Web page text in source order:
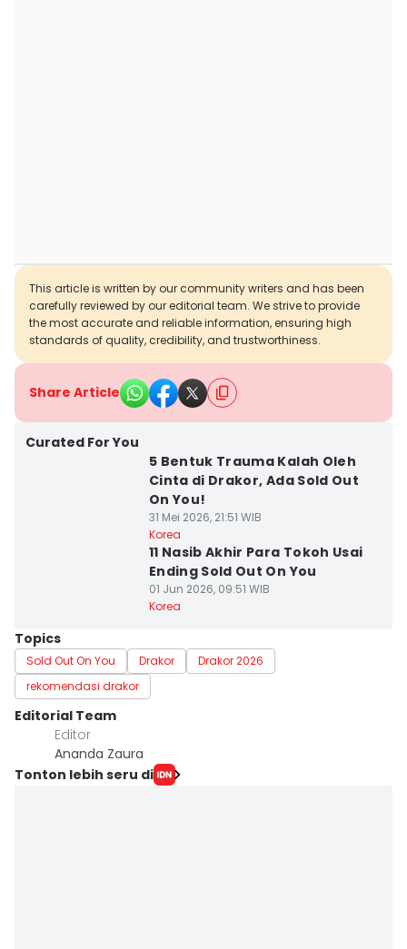
This article is written by our community writers and has been
carefully reviewed by our editorial team. We strive to provide
the most accurate and reliable information, ensuring high
standards of quality, credibility, and trustworthiness.
Share Article
Curated For You
5 Bentuk Trauma Kalah Oleh
Cinta di Drakor, Ada Sold Out
On You!
31 Mei 2026, 21:51 WIB
Korea
11 Nasib Akhir Para Tokoh Usai
Ending Sold Out On You
01 Jun 2026, 09:51 WIB
Korea
Topics
Sold Out On You Drakor
Drakor 2026
rekomendasi drakor
Editorial Team
Editor
Ananda Zaura
Tonton lebih seru di